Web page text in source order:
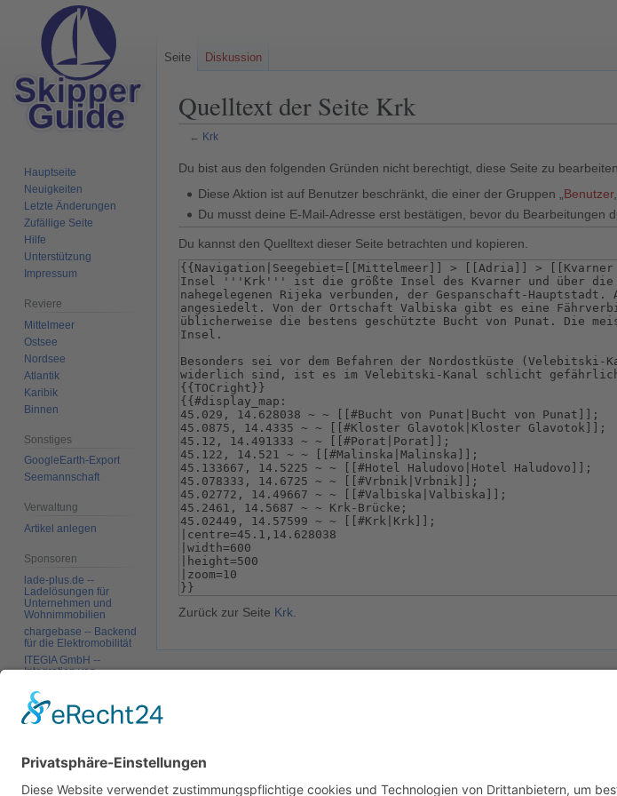
Quelltext der Seite Krk
← Krk
Zur
Navigation
Zur
Suche
Du bist aus den folgenden Gründen nicht berechtigt, diese Seite zu
Diese Aktion ist auf Benutzer beschränkt, die einer der Gruppen „ Benutzer
Du musst deine E-Mail-Adresse erst bestätigen, bevor du
Du kannst den Quelltext dieser Seite betrachten und kopieren.
Zurück zur Seite Krk.
Seite Diskussion
Hauptseite
Neuigkeiten
Letzte Änderungen
Zufällige Seite
Hilfe
Unterstützung
Impressum
Reviere
Mittelmeer
Ostsee
Nordsee
Atlantik
Karibik
Binnen
Sonstiges
GoogleEarth-Export
Seemannschaft
Verwaltung
Artikel anlegen
Sponsoren
lade-plus.de --
Ladelösungen für
Unternehmen und
Wohnimmobilien
chargebase -- Backend
für die Elektromobilität
ITEGIA GmbH --
Integration von
individuelle
Softwarelösungen
Links auf diese Seite
Änderungen an
verlinkten Seiten